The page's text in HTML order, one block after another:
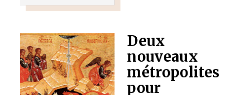
Deux
nouveaux
métropolites
pour